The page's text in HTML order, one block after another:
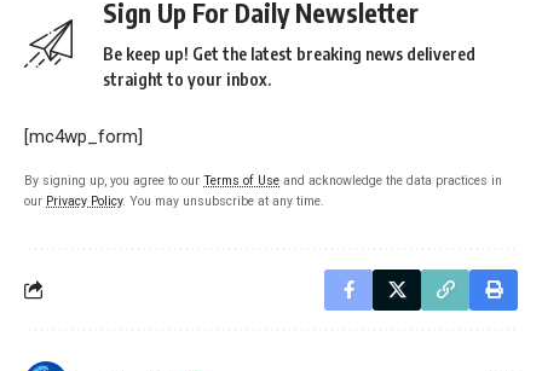
Sign Up For Daily Newsletter
Be keep up! Get the latest breaking news delivered
straight to your inbox.
[mc4wp_form]
By signing up, you agree to our Terms of Use and acknowledge the data practices in
our Privacy Policy. You may unsubscribe at any time.